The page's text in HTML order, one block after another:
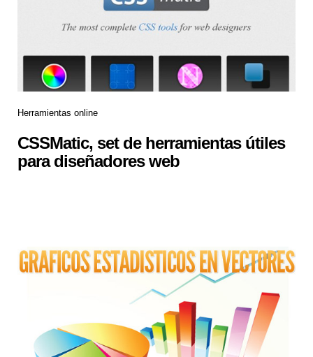
Herramientas online
CSSMatic, set de herramientas útiles
para diseñadores web